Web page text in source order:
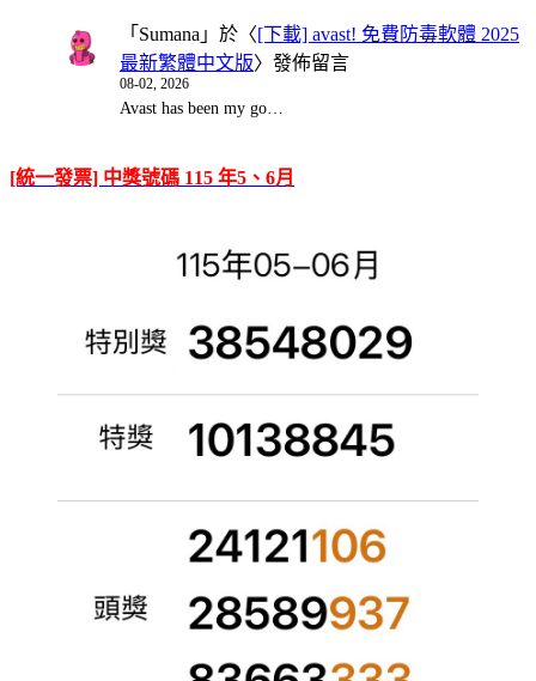
「 Sumana 」於〈[下載] avast! 免費防毒軟體 2025
最新繁體中文版〉發佈留言
08-02, 2026
Avast has been my go…
[統一發票] 中獎號碼 115 年5、6月